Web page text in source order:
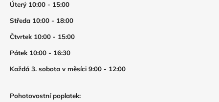
Úterý 10:00 - 15:00
Středa 10:00 - 18:00
Čtvrtek 10:00 - 15:00
Pátek 10:00 - 16:30
Každá 3. sobota v měsíci 9:00 - 12:00
Pohotovostní poplatek: